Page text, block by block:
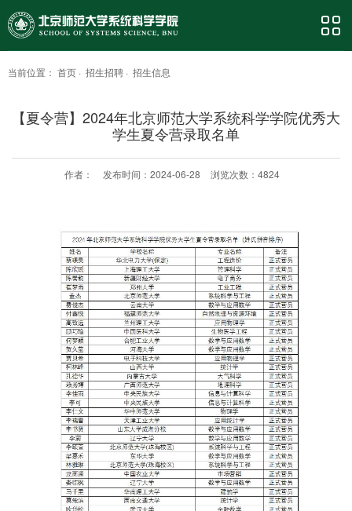
当前位置： 首页 · 招生招聘 · 招生信息
【夏令营】2024年北京师范大学系统科学学院优秀大
学生夏令营录取名单
作者： 发布时间：2024-06-28 浏览次数： 4824